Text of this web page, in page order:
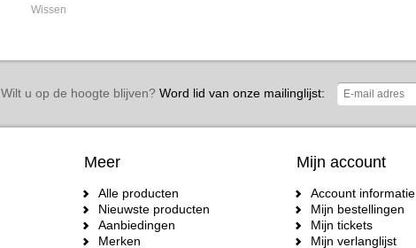
Wissen
Wilt u op de hoogte blijven?Word lid van onze mailinglijst:
Meer
Alle producten
Nieuwste producten
Aanbiedingen
Merken
Mijn account
Account informatie
Mijn bestellingen
Mijn tickets
Mijn verlanglijst